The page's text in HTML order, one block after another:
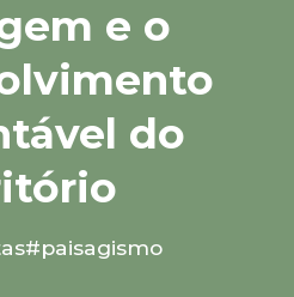
e o
do
#paisagismo